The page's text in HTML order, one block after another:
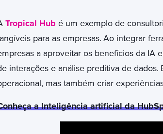
Tropical Hub é um exemplo de
para as empresas. Ao integrar
a aproveitar os benefícios da IA
interações e análise preditiva de dados.
mas também criar
a Inteligência artificial da